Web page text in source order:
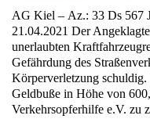
AG Kiel – Az.: 33 Ds 567
21.04.2021 Der
unerlaubten
Gefährdung des
Körperverletzung
Geldbuße in Höhe von
Verkehrsopferhilfe e.V. zu